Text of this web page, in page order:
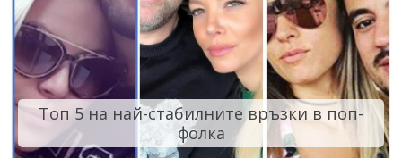
Топ 5 на най-стабилните връзки в поп-
фолка